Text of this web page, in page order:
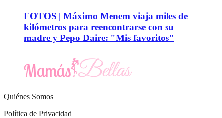
FOTOS | Máximo Menem viaja miles de
kilómetros para reencontrarse con su
madre y Pepo Daire: "Mis favoritos"
Quiénes Somos
Política de Privacidad